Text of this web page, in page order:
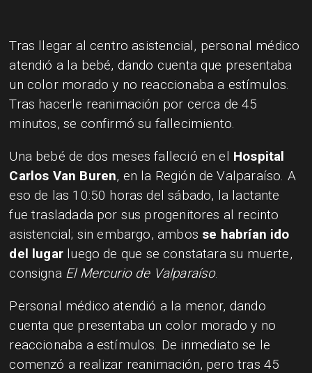
Tras llegar al centro asistencial, personal médico
atendió a la bebé, dando cuenta que presentaba
un color morado y no reaccionaba a estímulos.
Tras hacerle reanimación por cerca de 45
minutos, se confirmó su fallecimiento.
Una bebé de dos meses falleció en el Hospital
Carlos Van Buren, en la Región de Valparaíso. A
eso de las 10:50 horas del sábado, la lactante
fue trasladada por sus progenitores al recinto
asistencial; sin embargo, ambos se habrían ido
del lugar luego de que se constatara su muerte,
consigna El Mercurio de Valparaíso.
Personal médico atendió a la menor, dando
cuenta que presentaba un color morado y no
reaccionaba a estímulos. De inmediato se le
comenzó a realizar reanimación, pero tras 45